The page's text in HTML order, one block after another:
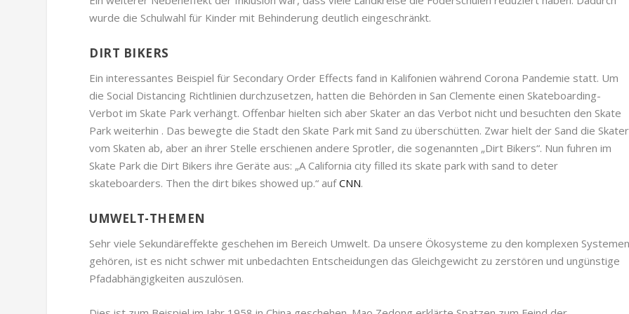
wurde die Schulwahl für Kinder mit Behinderung deutlich eingeschränkt.
DIRT BIKERS
Ein interessantes Beispiel für Secondary Order Effects fand in Kalifonien während Corona Pandemie statt. Um
die Social Distancing Richtlinien durchzusetzen, hatten die Behörden in San Clemente einen Skateboarding-
Verbot im Skate Park verhängt. Offenbar hielten sich aber Skater an das Verbot nicht und besuchten den Skate
Park weiterhin . Das bewegte die Stadt den Skate Park mit Sand zu überschütten. Zwar hielt der Sand die Skater
vom Skaten ab, aber an ihrer Stelle erschienen andere Sprotler, die sogenannten „Dirt Bikers“. Nun fuhren im
Skate Park die Dirt Bikers ihre Geräte aus: „A California city filled its skate park with sand to deter
skateboarders. Then the dirt bikes showed up.“ aufCNN.
UMWELT-THEMEN
Sehr viele Sekundäreffekte geschehen im Bereich Umwelt. Da unsere Ökosysteme zu den komplexen
gehören, ist es nicht schwer mit unbedachten Entscheidungen das Gleichgewicht zu zerstören und ungünstige
Pfadabhängigkeiten auszulösen.